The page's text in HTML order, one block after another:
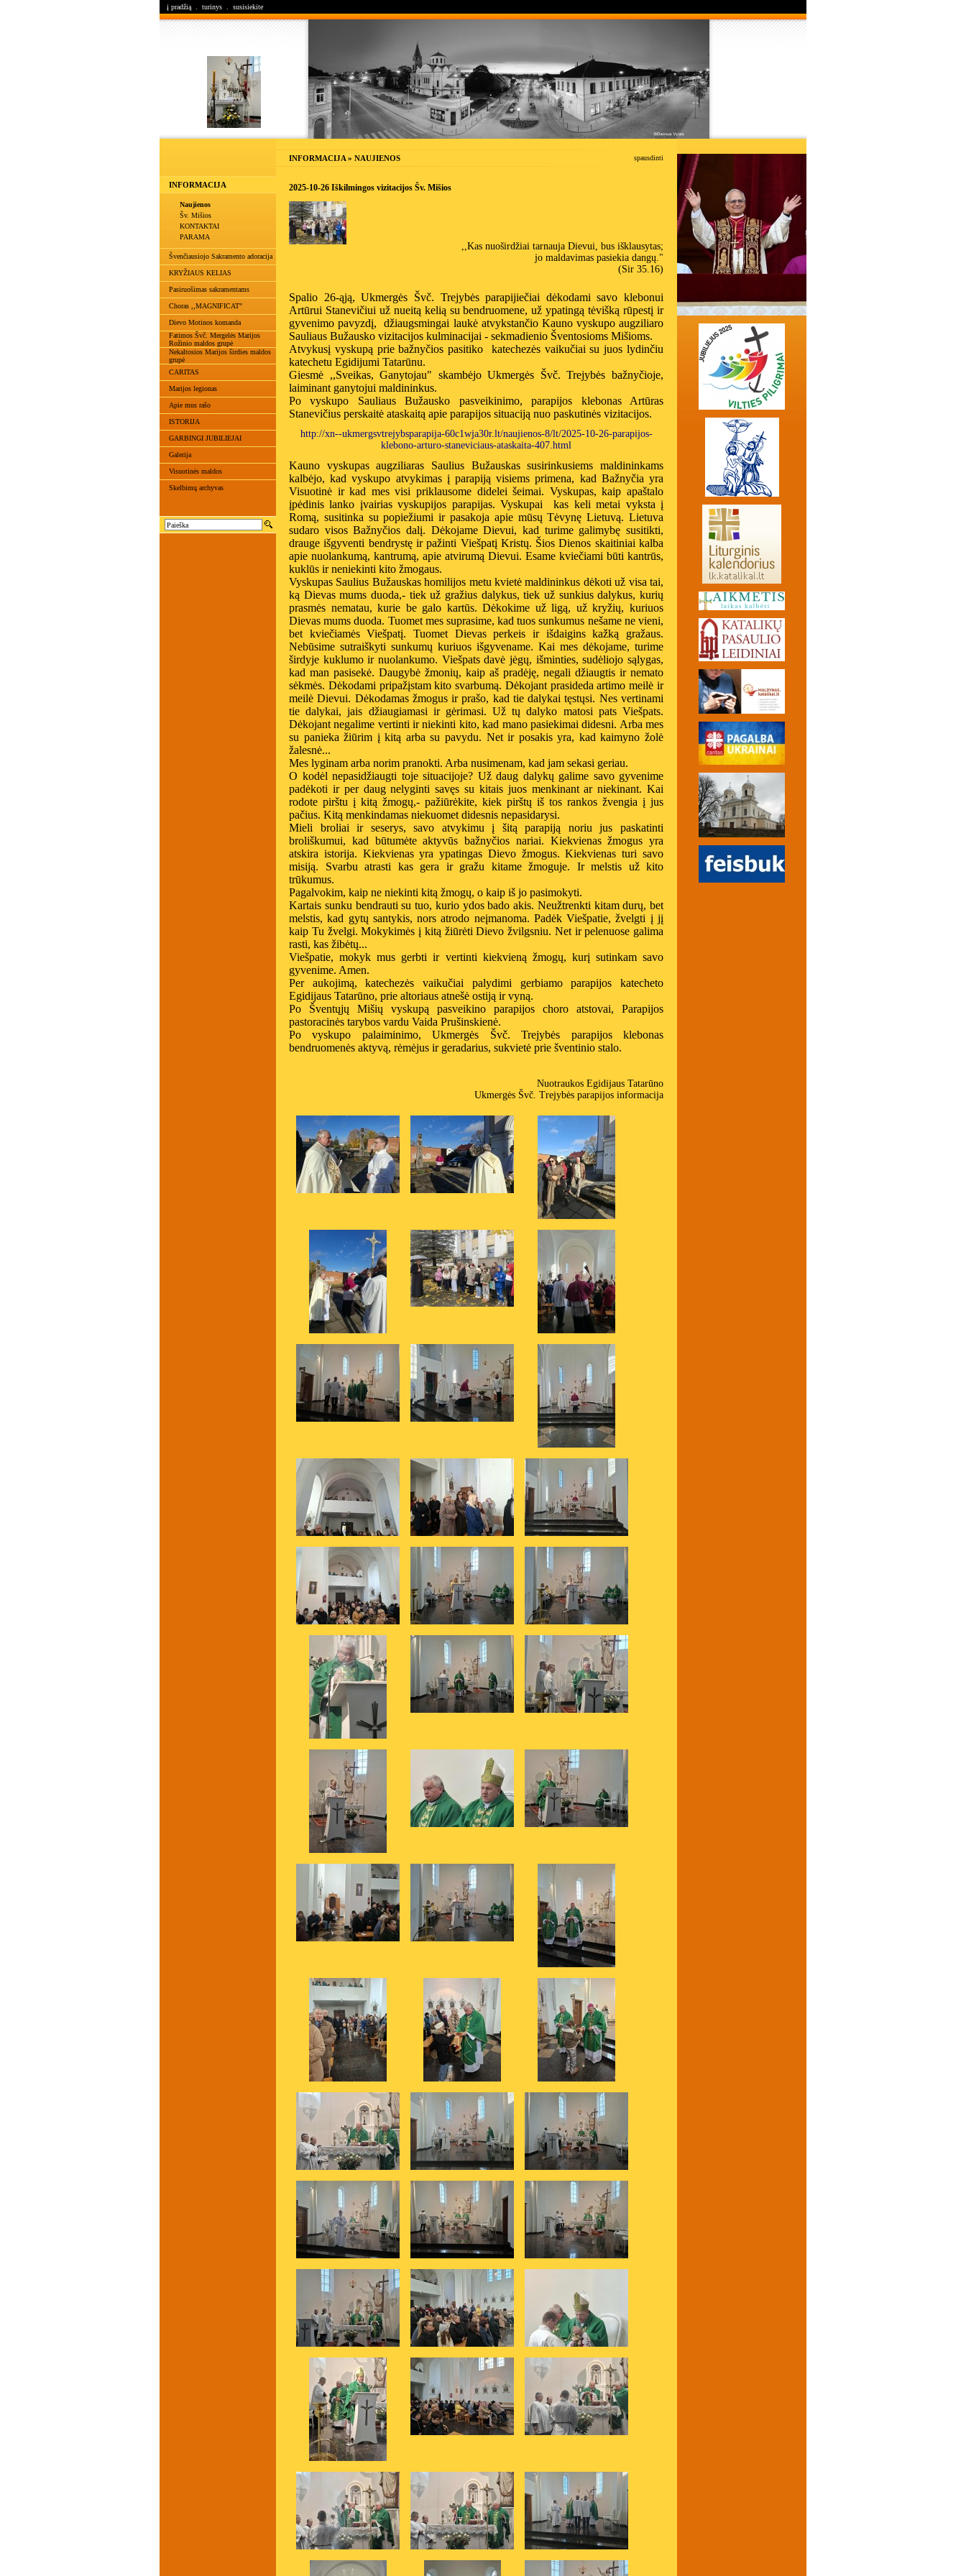
į pradžią turinys susisiekite
INFORMACIJA
Naujienos
Šv. Mišios
KONTAKTAI
PARAMA
Švenčiausiojo Sakramento adoracija
KRYŽIAUS KELIAS
Pasiruošimas sakramentams
Choras ,,MAGNIFICAT"
Dievo Motinos komanda
Fatimos Švč. Mergelės Marijos
Rožinio maldos grupė
Nekaltosios Marijos širdies maldos
grupė
CARITAS
Marijos legionas
Apie mus rašo
ISTORIJA
GARBINGI JUBILIEJAI
Galerija
Visuotinės maldos
Skelbimų archyvas
INFORMACIJA » NAUJIENOS spausdinti
2025-10-26 Iškilmingos vizitacijos Šv. Mišios
,,Kas nuoširdžiai tarnauja Dievui, bus išklausytas;
jo maldavimas pasiekia dangų."
(Sir 35.16)
Spalio 26-ąją, Ukmergės Švč. Trejybės parapijiečiai dėkodami savo klebonui
Artūrui Stanevičiui už nueitą kelią su bendruomene, už ypatingą tėvišką rūpestį ir
gyvenimo pavyzdį, džiaugsmingai laukė atvykstančio Kauno vyskupo augziliaro
Sauliaus Bužausko vizitacijos kulminacijai - sekmadienio Šventosioms Mišioms.
Atvykusį vyskupą prie bažnyčios pasitiko katechezės vaikučiai su juos lydinčiu
katechetu Egidijumi Tatarūnu.
Giesmė ,,Sveikas, Ganytojau" skambėjo Ukmergės Švč. Trejybės bažnyčioje,
laiminant ganytojui maldininkus.
Po vyskupo Sauliaus Bužausko pasveikinimo, parapijos klebonas Artūras
Stanevičius perskaitė ataskaitą apie parapijos situaciją nuo paskutinės vizitacijos.
http://xn--ukmergsvtrejybsparapija-60c1wja30r.lt/naujienos-8/lt/2025-10-26-parapijos-
klebono-arturo-staneviciaus-ataskaita-407.html
Kauno vyskupas augziliaras Saulius Bužauskas susirinkusiems maldininkams
kalbėjo, kad vyskupo atvykimas į parapiją visiems primena, kad Bažnyčia yra
Visuotinė ir kad mes visi priklausome didelei šeimai. Vyskupas, kaip apaštalo
įpėdinis lanko įvairias vyskupijos parapijas. Vyskupai kas keli metai vyksta į
Romą, susitinka su popiežiumi ir pasakoja apie mūsų Tėvynę Lietuvą. Lietuva
sudaro visos Bažnyčios dalį. Dėkojame Dievui, kad turime galimybę susitikti,
drauge išgyventi bendrystę ir pažinti Viešpatį Kristų. Šios Dienos skaitiniai kalba
apie nuolankumą, kantrumą, apie atvirumą Dievui. Esame kviečiami būti kantrūs,
kuklūs ir neniekinti kito žmogaus.
Vyskupas Saulius Bužauskas homilijos metu kvietė maldininkus dėkoti už visa tai,
ką Dievas mums duoda,- tiek už gražius dalykus, tiek už sunkius dalykus, kurių
prasmės nematau, kurie be galo kartūs. Dėkokime už ligą, už kryžių, kuriuos
Dievas mums duoda. Tuomet mes suprasime, kad tuos sunkumus nešame ne vieni,
bet kviečiamės Viešpatį. Tuomet Dievas perkeis ir išdaigins kažką gražaus.
Nebūsime sutraiškyti sunkumų kuriuos išgyvename. Kai mes dėkojame, turime
širdyje kuklumo ir nuolankumo. Viešpats davė jėgų, išminties, sudėliojo sąlygas,
kad man pasisekė. Daugybė žmonių, kaip aš pradėję, negali džiaugtis ir nemato
sėkmės. Dėkodami pripažįstam kito svarbumą. Dėkojant prasideda artimo meilė ir
meilė Dievui. Dėkodamas žmogus ir prašo, kad tie dalykai tęstųsi. Nes vertinami
tie dalykai, jais džiaugiamasi ir gėrimasi. Už tų dalyko matosi pats Viešpats.
Dėkojant negalime vertinti ir niekinti kito, kad mano pasiekimai didesni. Arba mes
su panieka žiūrim į kitą arba su pavydu. Net ir posakis yra, kad kaimyno žolė
žalesnė...
Mes lyginam arba norim pranokti. Arba nusimenam, kad jam sekasi geriau.
O kodėl nepasidžiaugti toje situacijoje? Už daug dalykų galime savo gyvenime
padėkoti ir per daug nelyginti savęs su kitais juos menkinant ar niekinant. Kai
rodote pirštu į kitą žmogų,- pažiūrėkite, kiek pirštų iš tos rankos žvengia į jus
pačius. Kitą menkindamas niekuomet didesnis nepasidarysi.
Mieli broliai ir seserys, savo atvykimu į šitą parapiją noriu jus paskatinti
broliškumui, kad būtumėte aktyvūs bažnyčios nariai. Kiekvienas žmogus yra
atskira istorija. Kiekvienas yra ypatingas Dievo žmogus. Kiekvienas turi savo
misiją. Svarbu atrasti kas gera ir gražu kitame žmoguje. Ir melstis už kito
trūkumus.
Pagalvokim, kaip ne niekinti kitą žmogų, o kaip iš jo pasimokyti.
Kartais sunku bendrauti su tuo, kurio ydos bado akis. Neužtrenkti kitam durų, bet
melstis, kad gytų santykis, nors atrodo neįmanoma. Padėk Viešpatie, žvelgti į jį
kaip Tu žvelgi. Mokykimės į kitą žiūrėti Dievo žvilgsniu. Net ir pelenuose galima
rasti, kas žibėtų...
Viešpatie, mokyk mus gerbti ir vertinti kiekvieną žmogų, kurį sutinkam savo
gyvenime. Amen.
Per aukojimą, katechezės vaikučiai palydimi gerbiamo parapijos katecheto
Egidijaus Tatarūno, prie altoriaus atnešė ostiją ir vyną.
Po Šventųjų Mišių vyskupą pasveikino parapijos choro atstovai, Parapijos
pastoracinės tarybos vardu Vaida Prušinskienė.
Po vyskupo palaiminimo, Ukmergės Švč. Trejybės parapijos klebonas
bendruomenės aktyvą, rėmėjus ir geradarius, sukvietė prie šventinio stalo.
Nuotraukos Egidijaus Tatarūno
Ukmergės Švč. Trejybės parapijos informacija